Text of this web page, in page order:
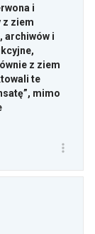
i
z ziem
archiwów i
z ziem
te
mimo